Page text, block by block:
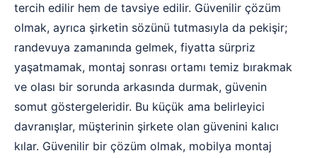
tercih edilir hem de tavsiye edilir. Güvenilir çözüm
olmak, ayrıca şirketin sözünü tutmasıyla da pekişir;
randevuya zamanında gelmek, fiyatta sürpriz
yaşatmamak, montaj sonrası ortamı temiz bırakmak
ve olası bir sorunda arkasında durmak, güvenin
somut göstergeleridir. Bu küçük ama belirleyici
davranışlar, müşterinin şirkete olan güvenini kalıcı
kılar. Güvenilir bir çözüm olmak, mobilya montaj